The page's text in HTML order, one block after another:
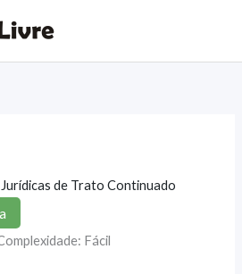
de Trato Continuado
Fácil